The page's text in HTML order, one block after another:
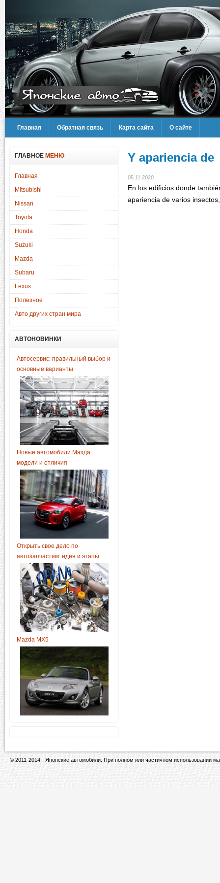
Главная Обратная связь Карта сайта О сайте
ГЛАВНОЕ МЕНЮ
Главная
Mitsubishi
Nissan
Toyota
Honda
Suzuki
Mazda
Subaru
Lexus
Полезное
Авто других стран мира
АВТОНОВИНКИ
Автосервис: правильный выбор и
основные варианты
Новые автомобили Мазда:
модели и отличия
Открыть свое дело по
автозапчастям: идея и этапы
Mazda MX5
Y apariencia de
05.11.2020
En los edificios donde
apariencia de varios
© 2011-2014 - Японские автомобили. При полном или частичном использовании